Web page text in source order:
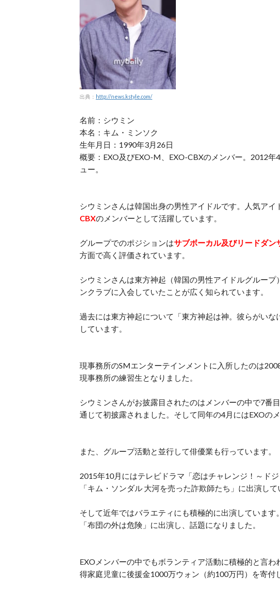
出典： http://news.kstyle.com/
名前：シウミン
本名：キム・ミンソク
生年月日：1990年3月26日
概要：EXO及びEXO-M、EXO-CBXのメンバー。2012
ュー。
シウミンさんは韓国出身の男性アイドルです。人気アイ
CBXのメンバーとして活躍しています。
グループでのポジションはサブボーカル及びリードダン
方面で高く評価されています。
シウミンさんは東方神起（韓国の男性アイドルグルー
ンクラブに入会していたことが広く知られています。
過去には東方神起について「東方神起は神。彼らがいな
しています。
現事務所のSMエンターテインメントに入所したのは
現事務所の練習生となりました。
シウミンさんがお披露目されたのはメンバーの中で7番
通じて初披露されました。そして同年の4月にはEXOの
また、グループ活動と並行して俳優業も行っています。
2015年10月にはテレビドラマ「恋はチャレンジ！～ド
「キム・ソンダル 大河を売った詐欺師たち」に出演して
そして近年ではバラエティにも積極的に出演していま
「布団の外は危険」に出演し、話題になりました。
EXOメンバーの中でもボランティア活動に積極的と言
得家庭児童に後援金1000万ウォン（約100万円）を寄付